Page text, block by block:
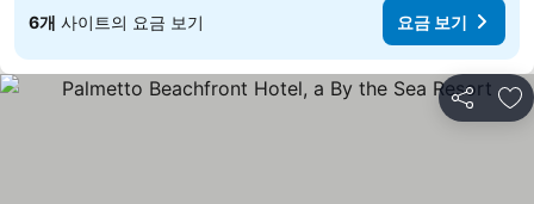
6개 사이트의 요금 보기 요금 보기
공유 즐